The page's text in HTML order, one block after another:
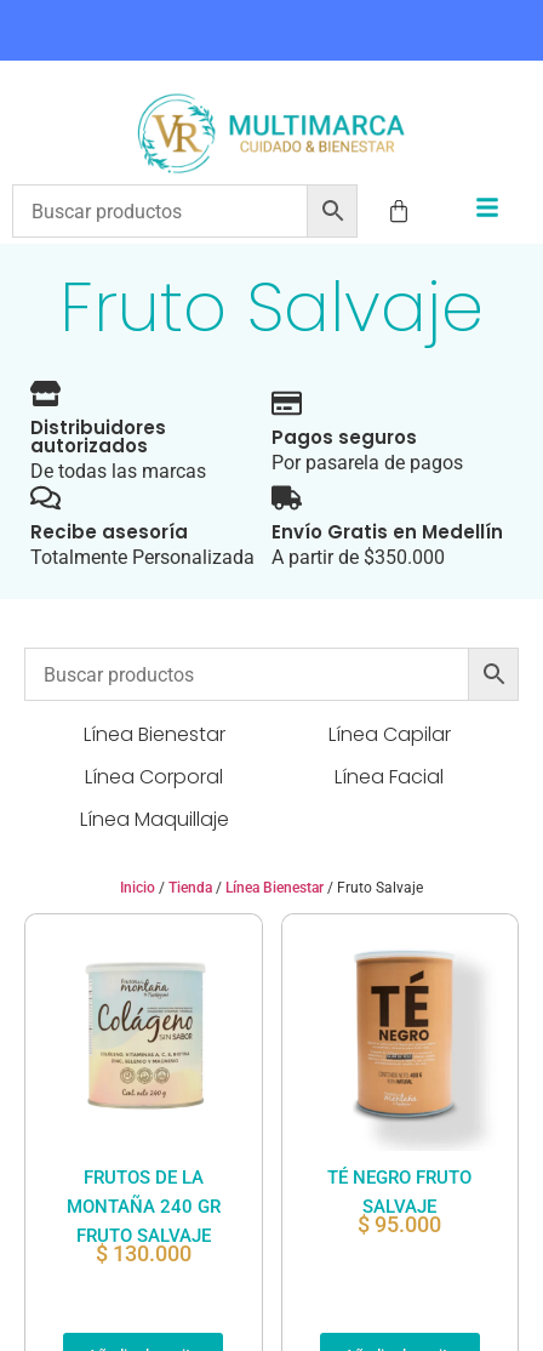
Fruto Salvaje
Distribuidores
autorizados
De todas las marcas
Pagos seguros
Por pasarela de pagos
Recibe asesoría
Totalmente Personalizada
Envío Gratis en Medellín
A partir de $350.000
Línea Bienestar
Línea Capilar
Línea Corporal
Línea Facial
Línea Maquillaje
Inicio / Tienda / Línea Bienestar / Fruto Salvaje
FRUTOS DE LA
MONTAÑA 240 GR
FRUTO SALVAJE
$130.000
TÉ NEGRO FRUTO
SALVAJE
$95.000